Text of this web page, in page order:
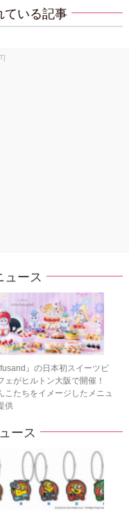
ている記事
ース
』の日本初スイーツビ
ェがヒルトン大阪で開催！
こたちをイメージしたメニュ
供
ース